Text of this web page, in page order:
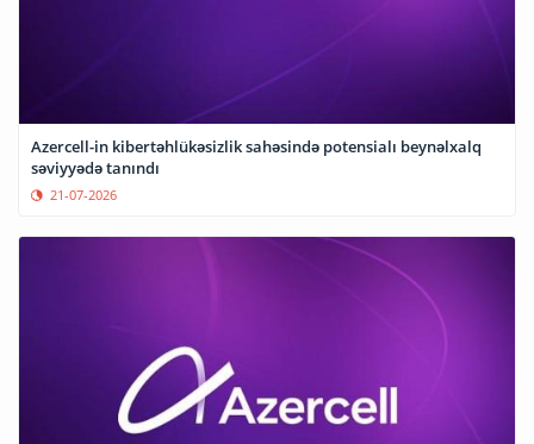
Azercell-in kibertəhlükəsizlik sahəsində potensialı beynəlxalq
səviyyədə tanındı
21-07-2026